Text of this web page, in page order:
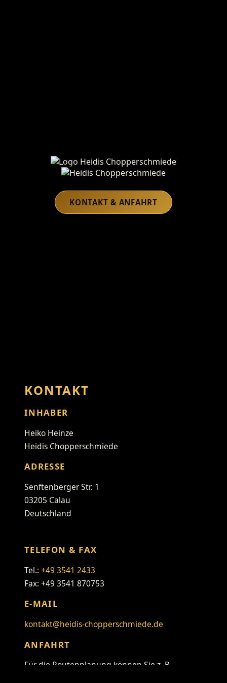
Heidis Chopperschmiede
KONTAKT & ANFAHRT
KONTAKT
INHABER
Heiko Heinze
Heidis Chopperschmiede
ADRESSE
Senftenberger Str. 1
03205 Calau
Deutschland
TELEFON & FAX
Tel.: +49 3541 2433
Fax: +49 3541 870753
E-MAIL
kontakt@heidis-chopperschmiede.de
ANFAHRT
Für die Routenplanung können Sie z. B.